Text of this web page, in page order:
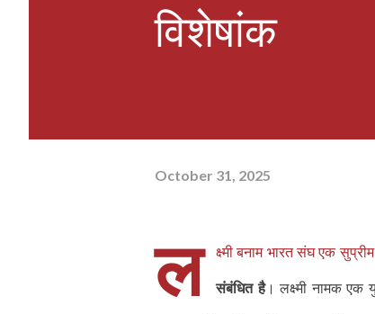
विशेषांक
October 31, 2025
ल क्ष्मी बनाम भारत संघ एक
संबंधित है। लक्ष्मी नामक एक